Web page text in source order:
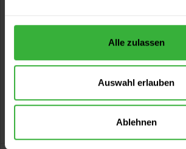
Alle zulassen
Auswahl erlauben
Ablehnen
Kostenloser Versand ab 60 EUR
Persönliche Beratung unter040 60 77